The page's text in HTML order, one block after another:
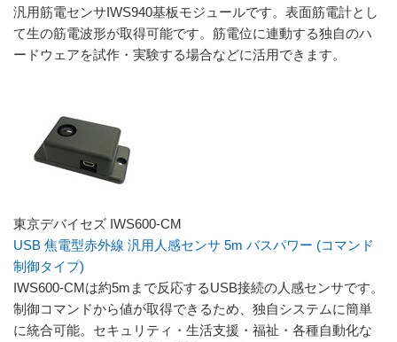
汎用筋電センサIWS940基板モジュールです。表面筋電計とし
て生の筋電波形が取得可能です。筋電位に連動する独自のハ
ードウェアを試作・実験する場合などに活用できます。
東京デバイセズ IWS600-CM
USB 焦電型赤外線 汎用人感センサ 5m バスパワー (コマンド
制御タイプ)
IWS600-CMは約5mまで反応するUSB接続の人感センサです。
制御コマンドから値が取得できるため、独自システムに簡単
に統合可能。セキュリティ・生活支援・福祉・各種自動化な